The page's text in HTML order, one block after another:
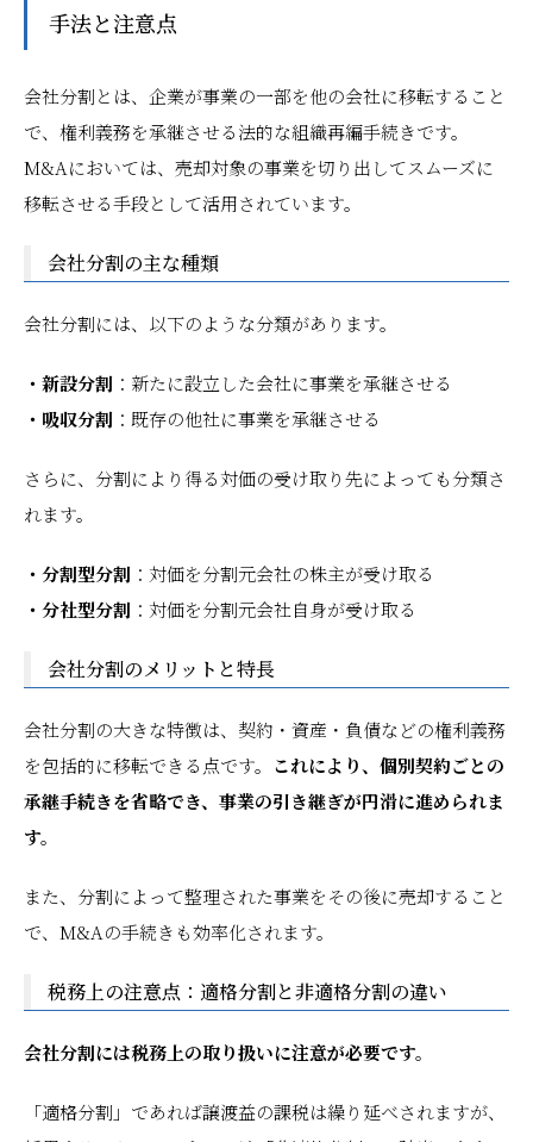
手法と注意点
会社分割とは、企業が事業の一部を他の会社に移転すること
で、権利義務を承継させる法的な組織再編手続きです。
M&Aにおいては、売却対象の事業を切り出してスムーズに
移転させる手段として活用されています。
会社分割の主な種類
会社分割には、以下のような分類があります。
・新設分割 ：新たに設立した会社に事業を承継させる
・吸収分割 ：既存の他社に事業を承継させる
さらに、分割により得る対価の受け取り先によっても分類さ
れます。
・分割型分割 ：対価を分割元会社の株主が受け取る
・分社型分割 ：対価を分割元会社自身が受け取る
会社分割のメリットと特長
会社分割の大きな特徴は、契約・資産・負債などの権利義務
を包括的に移転できる点です。 これにより、個別契約ごとの
承継手続きを省略でき、事業の引き継ぎが円滑に進められま
す。
また、分割によって整理された事業をその後に売却すること
で、M&Aの手続きも効率化されます。
税務上の注意点：適格分割と非適格分割の違い
会社分割には税務上の取り扱いに注意が必要です。
「適格分割」であれば譲渡益の課税は繰り延べされますが、